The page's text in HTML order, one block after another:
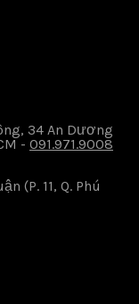
34 An Dương
- 091.971.9008
(P. 11, Q. Phú